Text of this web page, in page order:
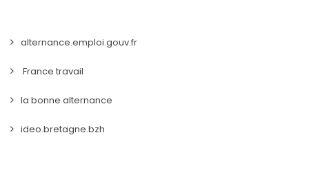
alternance.emploi.gouv.fr
France travail
la bonne alternance
ideo.bretagne.bzh